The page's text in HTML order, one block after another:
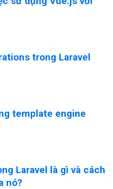
trong Laravel
template engine
Laravel là gì và cách
nó?